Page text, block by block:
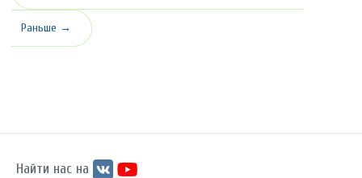
Раньше →
Найти нас на